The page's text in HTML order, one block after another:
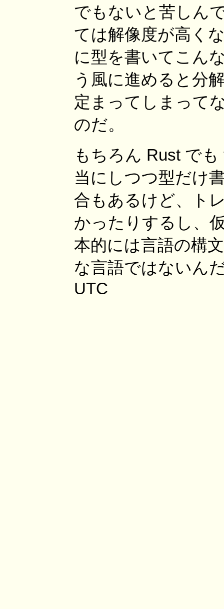
でもないと苦しん
ては解像度が高く
に型を書いてこん
う風に進めると分
定まってしまって
のだ。
もちろん Rust で
当にしつつ型だけ
合もあるけど、ト
かったりするし、
本的には言語の構
な言語ではないん
UTC